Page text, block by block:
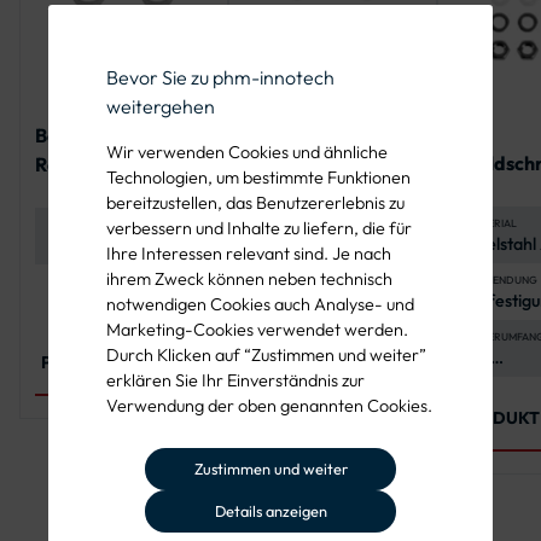
Bevor Sie zu phm-innotech
weitergehen
Wir verwenden Cookies und ähnliche
Technologien, um bestimmte Funktionen
bereitzustellen, das Benutzererlebnis zu
verbessern und Inhalte zu liefern, die für
Ihre Interessen relevant sind. Je nach
ihrem Zweck können neben technisch
notwendigen Cookies auch Analyse- und
Marketing-Cookies verwendet werden.
Durch Klicken auf “Zustimmen und weiter”
erklären Sie Ihr Einverständnis zur
Verwendung der oben genannten Cookies.
Zustimmen und weiter
Details anzeigen
Befestigungsset
Rohrschelle für ein
Rundform-Schild
ANWENDUNG
Befestigung von
Verkehrszeichen in
Rundform
EINSATZBEREICH
Straßenbau,
Kommunen,
Straßenmeistereien
PRODUKT ANSEHEN
Rohrschelle für ein
Flachverkehrszeich
enDURCHMESSER ROHRPFOSTEN
60 mm
LOCHABSTAND ROHRSCHELLE
70 mm
MATERIAL SCHRAUBEN UND
MUTTERN
Edelstahl A2-70 für
hohe
Korrosionsbeständigkeit
und Langlebigkeit
PRODUKT ANSEHEN
eines
MATERIAL
Muttern)
ANWENDUNG